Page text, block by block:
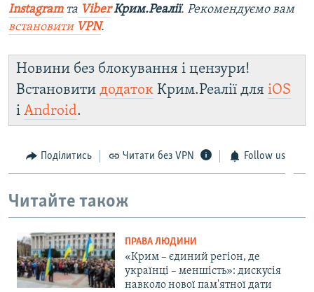
Instagramта ViberКрим.Реалії. Рекомендуємо вам
встановити VPN.
Новини без блокування і цензури!
Встановити додаток Крим.Реалії для iOS
і Android.
Поділитись Читати без VPN Follow us
Читайте також
ПРАВА ЛЮДИНИ
«Крим – єдиний регіон, де
українці – меншість»: дискусія
навколо нової пам'ятної дати